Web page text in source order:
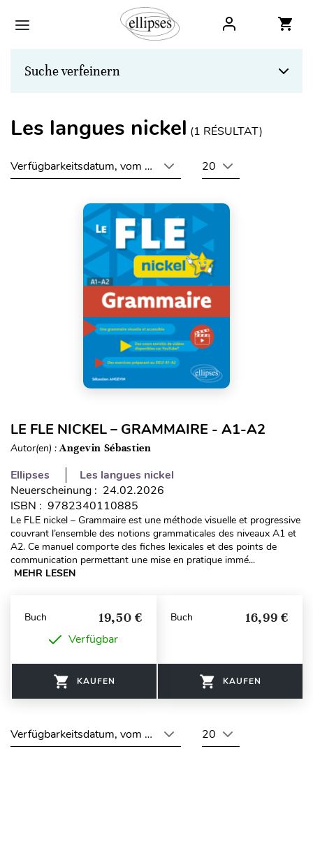
Suche verfeinern
Les langues nickel (1 RÉSULTAT)
Verfügbarkeitsdatum, vom neuesten zum ältesten
20
LE FLE NICKEL – GRAMMAIRE - A1-A2
Autor(en) :Angevin Sébastien
Ellipses
Les langues nickel
Neuerscheinung : 24.02.2026
ISBN : 9782340110885
Le FLE nickel – Grammaire est une méthode visuelle et progressive
couvrant l’ensemble des notions grammaticales des niveaux A1 et
A2. Ce manuel comporte des fiches lexicales et des points de
communication permettant une mise en pratique immé...
MEHR LESEN
Buch 19,50 €
Verfügbar
KAUFEN
Buch 16,99 €
KAUFEN
Verfügbarkeitsdatum, vom neuesten zum ältesten
20